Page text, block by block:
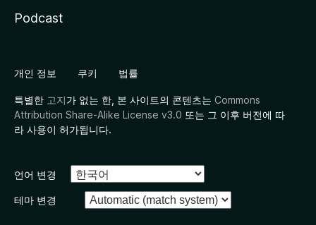
Podcast
개인 정보 쿠키 법률
특별한 고지가 없는 한, 본 사이트의 콘텐츠는 Commons
Attribution Share-Alike License v3.0 또는 그 이후 버전에 따
라 사용이 허가됩니다.
언어 변경
테마 변경